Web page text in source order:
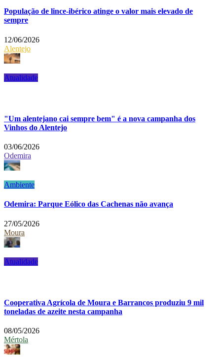
População de lince-ibérico atinge o valor mais elevado de
sempre
12/06/2026
Alentejo
Atualidade
"Um alentejano cai sempre bem" é a nova campanha dos
Vinhos do Alentejo
03/06/2026
Odemira
Ambiente
Odemira: Parque Eólico das Cachenas não avança
27/05/2026
Moura
Atualidade
Cooperativa Agrícola de Moura e Barrancos produziu 9 mil
toneladas de azeite nesta campanha
08/05/2026
Mértola